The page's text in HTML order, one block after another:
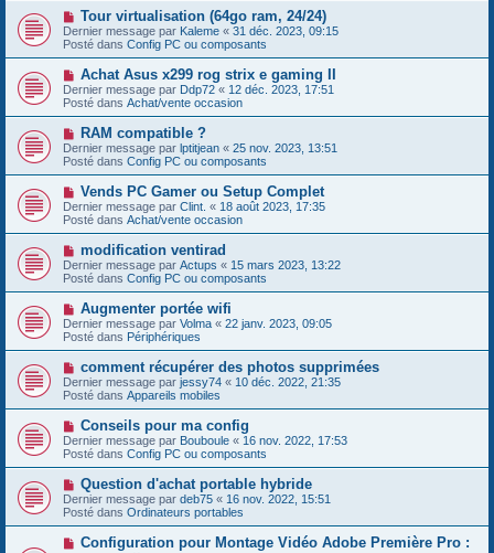
es
s
a
g
e
u
m
e
s
s
a
g
e
N
o
u
v
a
u
m
e
s
a
g
e
Tour virtualisation (64go ram, 24/24)
Dernier message par Kaleme « 31 déc. 2023, 09:15
Posté dans Config PC ou composants
N
o
u
v
e
a
u
m
e
s
s
a
g
Achat Asus x299 rog strix e gaming II
Dernier message par Ddp72 « 12 déc. 2023, 17:51
Posté dans Achat/vente occasion
N
o
u
v
e
u
m
e
s
s
a
g
RAM compatible ?
Dernier message par lptitjean « 25 nov. 2023, 13:51
Posté dans Config PC ou composants
N
o
u
v
a
u
m
e
s
s
a
g
Vends PC Gamer ou Setup Complet
Dernier message par Clint. « 18 août 2023, 17:35
Posté dans Achat/vente occasion
N
o
u
v
a
u
m
e
s
s
a
g
e
modification ventirad
Dernier message par Actups « 15 mars 2023, 13:22
Posté dans Config PC ou composants
N
o
u
v
a
u
m
e
s
s
a
g
e
Augmenter portée wifi
Dernier message par Volma « 22 janv. 2023, 09:05
Posté dans Périphériques
N
o
u
v
a
u
m
e
s
s
a
g
e
comment récupérer des photos supprimées
Dernier message par jessy74 « 10 déc. 2022, 21:35
Posté dans Appareils mobiles
N
o
u
v
a
u
m
e
s
Conseils pour ma config
Dernier message par Bouboule « 16 nov. 2022, 17:53
Posté dans Config PC ou composants
N
o
u
v
a
Question d'achat portable hybride
Dernier message par deb75 « 16 nov. 2022, 15:51
Posté dans Ordinateurs portables
NConfiguration pour Montage Vidéo Adobe Première Pro :